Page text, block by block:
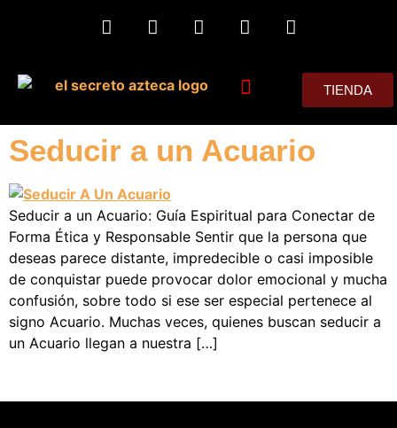
TIENDA
Seducir a un Acuario
Seducir a un Acuario: Guía Espiritual para Conectar de
Forma Ética y Responsable Sentir que la persona que
deseas parece distante, impredecible o casi imposible
de conquistar puede provocar dolor emocional y mucha
confusión, sobre todo si ese ser especial pertenece al
signo Acuario. Muchas veces, quienes buscan seducir a
un Acuario llegan a nuestra […]